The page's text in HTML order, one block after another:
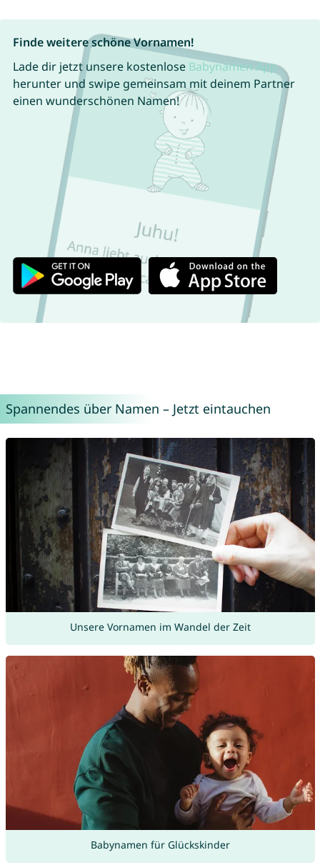
Finde weitere schöne Vornamen!
Lade dir jetzt unsere kostenlose Babynamen App
herunter und swipe gemeinsam mit deinem Partner
einen wunderschönen Namen!
Spannendes über Namen – Jetzt eintauchen
Unsere Vornamen im Wandel der Zeit
Babynamen für Glückskinder